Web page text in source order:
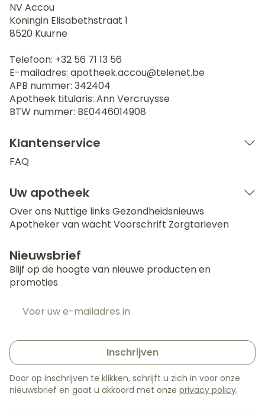
NV Accou
Koningin Elisabethstraat 1
8520 Kuurne
Telefoon: +32 56 71 13 56
E-mailadres: apotheek.accou@telenet.be
APB nummer: 342404
Apotheek titularis: Ann Vercruysse
BTW nummer: BE0446014908
Klantenservice
FAQ
Uw apotheek
Over ons Nuttige links Gezondheidsnieuws
Apotheker van wacht Voorschrift Zorgtarieven
Nieuwsbrief
Blijf op de hoogte van nieuwe producten en
promoties
Inschrijven
Door op inschrijven te klikken, schrijft u zich in voor onze
nieuwsbrief en gaat u akkoord met onze privacy policy.